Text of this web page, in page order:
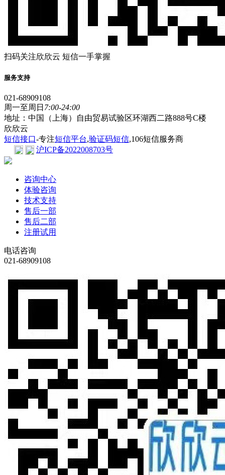
扫码关注欣欣云 短信一手掌握
服务支持
021-68909108
周一至周日 7:00-24:00
地址：中国（上海）自由贸易试验区环湖西二路888号C楼
欣欣云
短信接口-专注短信平台,验证码短信,106短信服务商
沪ICP备2022008703号
咨询中心
体验咨询
技术支持
售后一部
售后二部
注册试用
电话咨询
021-68909108